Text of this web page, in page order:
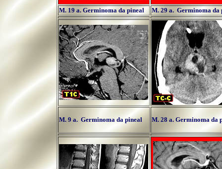
M. 19 a. Germinoma da pineal M. 29 a. Germinoma da
M. 9 a. Germinoma da pineal M. 28 a. Germinoma da